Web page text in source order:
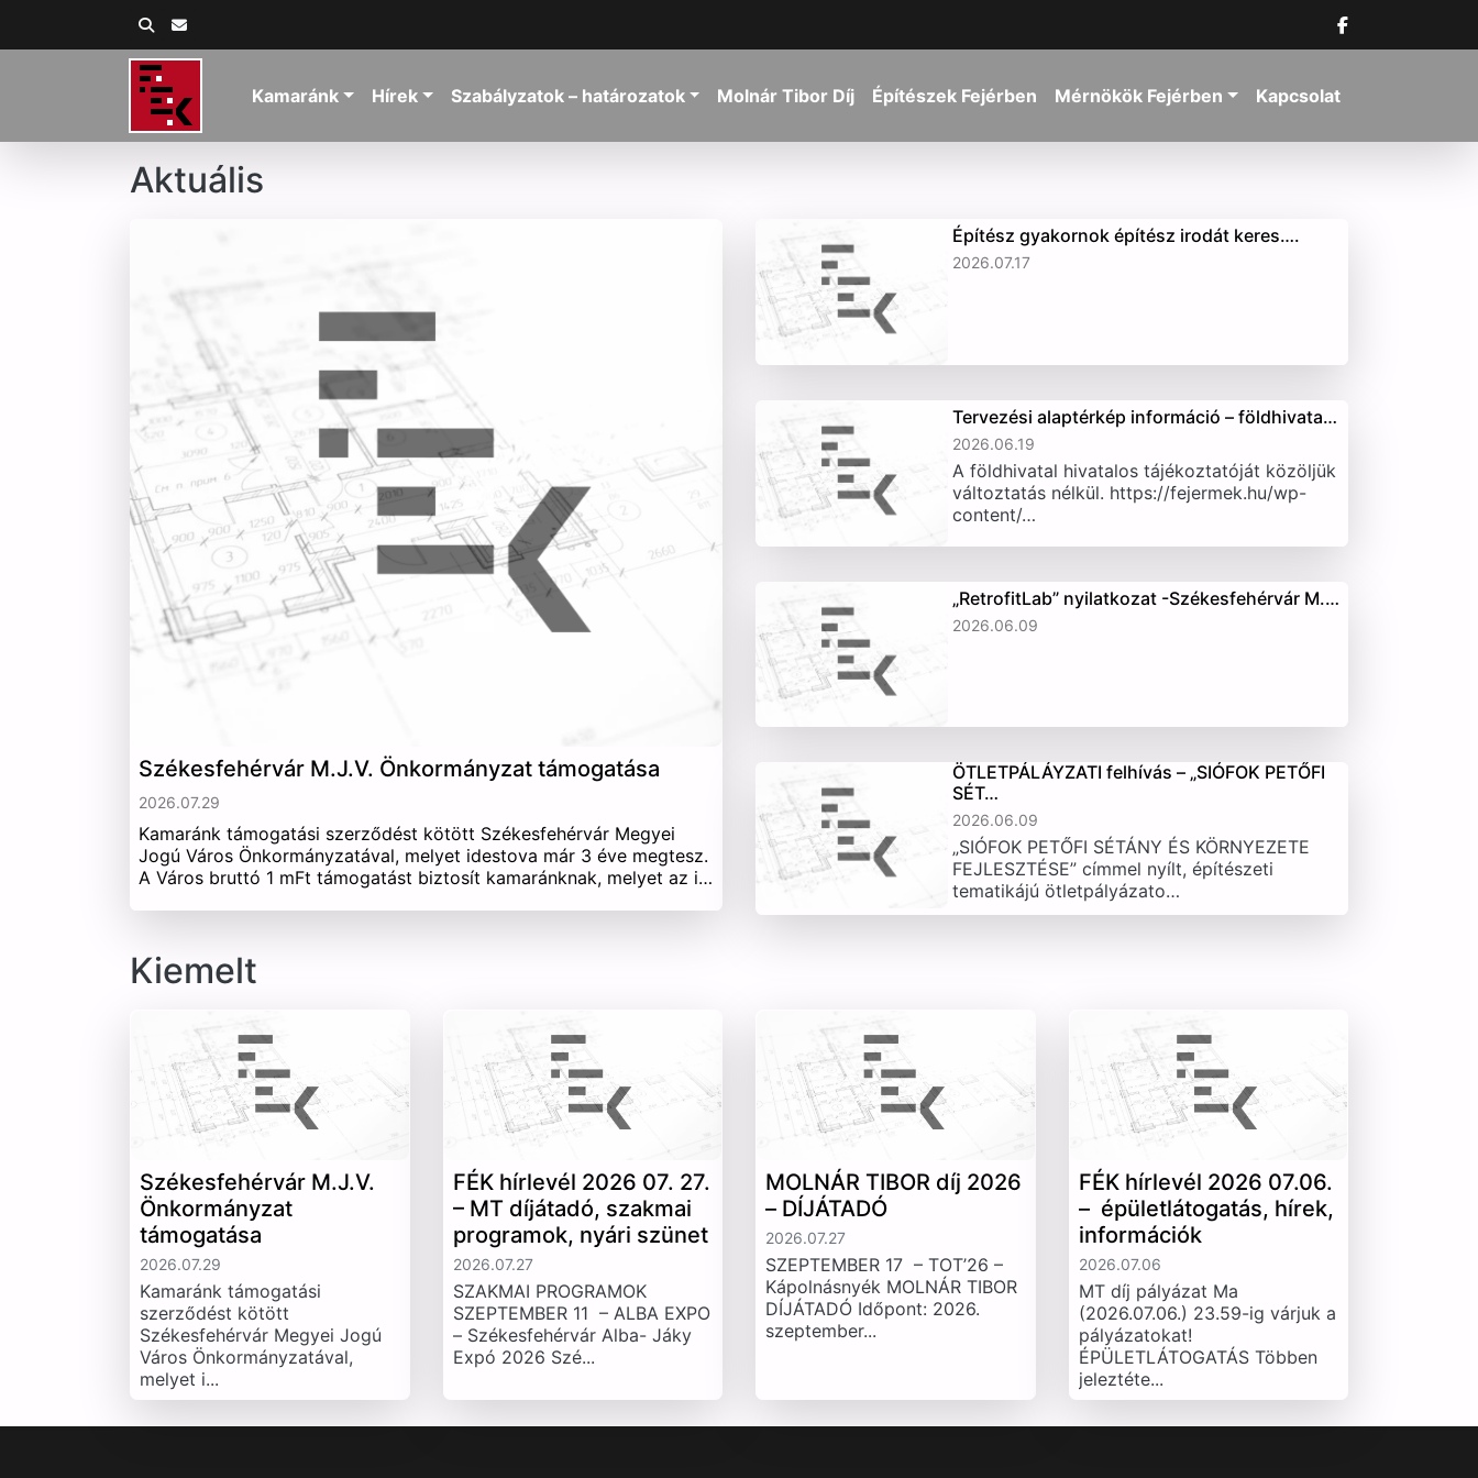
Kamaránk Hírek Szabályzatok – határozatok Molnár Tibor Díj Építészek Fejérben Mérnökök Fejérben Kapcsolat
Aktuális
Székesfehérvár M.J.V. Önkormányzat támogatása
2026.07.29
Kamaránk támogatási szerződést kötött Székesfehérvár Megyei
Jogú Város Önkormányzatával, melyet idestova már 3 éve megtesz.
A Város bruttó 1 mFt támogatást biztosít kamaránknak, melyet az i…
Építész gyakornok építész irodát keres….
2026.07.17
Tervezési alaptérkép információ – földhivata…
2026.06.19
A földhivatal hivatalos tájékoztatóját közöljük
változtatás nélkül. https://fejermek.hu/wp-
content/…
„RetrofitLab” nyilatkozat -Székesfehérvár M.…
2026.06.09
ÖTLETPÁLÁYZATI felhívás – „SIÓFOK PETŐFI
SÉT…
2026.06.09
„SIÓFOK PETŐFI SÉTÁNY ÉS KÖRNYEZETE
FEJLESZTÉSE” címmel nyílt, építészeti
tematikájú ötletpályázato…
Kiemelt
Székesfehérvár M.J.V.
Önkormányzat
támogatása
2026.07.29
Kamaránk támogatási
szerződést kötött
Székesfehérvár Megyei Jogú
Város Önkormányzatával,
melyet i...
FÉK hírlevél 2026 07. 27.
– MT díjátadó, szakmai
programok, nyári szünet
2026.07.27
SZAKMAI PROGRAMOK
SZEPTEMBER 11 – ALBA EXPO
– Székesfehérvár Alba- Jáky
Expó 2026 Szé...
MOLNÁR TIBOR díj 2026
– DÍJÁTADÓ
2026.07.27
SZEPTEMBER 17 – TOT’26 –
Kápolnásnyék MOLNÁR TIBOR
DÍJÁTADÓ Időpont: 2026.
szeptember...
FÉK hírlevél 2026 07.06.
– épületlátogatás, hírek,
információk
2026.07.06
MT díj pályázat Ma
(2026.07.06.) 23.59-ig várjuk a
pályázatokat!
ÉPÜLETLÁTOGATÁS Többen
jeleztéte...